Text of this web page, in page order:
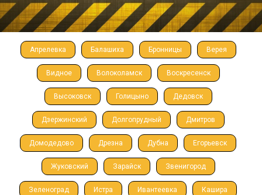
Апрелевка Балашиха Бронницы Верея
Видное Волоколамск Воскресенск
Высоковск Голицыно Дедовск
Дзержинский Долгопрудный Дмитров
Домодедово Дрезна Дубна Егорьевск
Жуковский Зарайск Звенигород
Зеленоград Истра Ивантеевка Кашира